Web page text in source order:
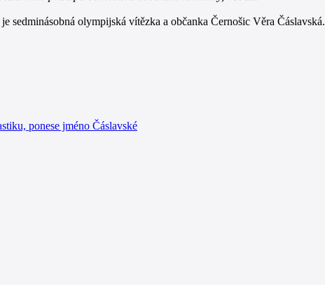
sedminásobná olympijská vítězka a občanka Černošic Věra Čáslavská.
ponese jméno Čáslavské